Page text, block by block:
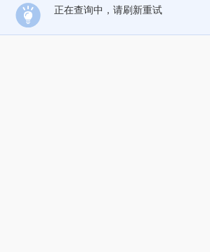
正在查询中，请刷新重试